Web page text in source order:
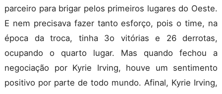
parceiro para brigar pelos primeiros lugares do Oeste.
E nem precisava fazer tanto esforço, pois o time, na
época da troca, tinha 3o vitórias e 26 derrotas,
ocupando o quarto lugar. Mas quando fechou a
negociação por Kyrie Irving, houve um sentimento
positivo por parte de todo mundo. Afinal, Kyrie Irving,